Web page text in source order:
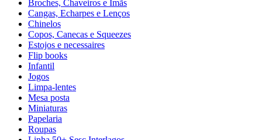
Broches, Chaveiros e Ímãs
Cangas, Echarpes e Lenços
Chinelos
Copos, Canecas e Squeezes
Estojos e necessaires
Flip books
Infantil
Jogos
Limpa-lentes
Mesa posta
Miniaturas
Papelaria
Roupas